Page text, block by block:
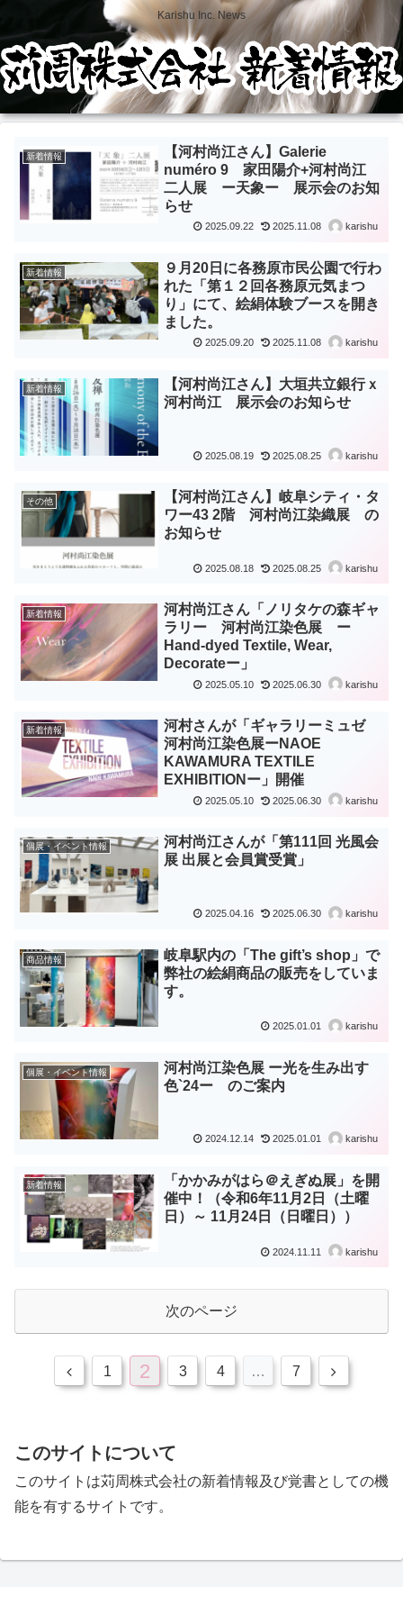
Karishu Inc. News
新着情報
【河村尚江さん】Galerie
numéro 9 家田陽介+河村尚江
二人展 ー天象ー 展示会のお知
らせ
2025.09.22 2025.11.08 karishu
新着情報
９月20日に各務原市民公園で行わ
れた「第１２回各務原元気まつ
り」にて、絵絹体験ブースを開き
ました。
2025.09.20 2025.11.08 karishu
新着情報
【河村尚江さん】大垣共立銀行ｘ
河村尚江 展示会のお知らせ
2025.08.19 2025.08.25 karishu
その他
【河村尚江さん】岐阜シティ・タ
ワー43 2階 河村尚江染織展 の
お知らせ
2025.08.18 2025.08.25 karishu
新着情報
河村尚江さん「ノリタケの森ギャ
ラリー 河村尚江染色展 ー
Hand-dyed Textile, Wear,
Decorateー」
2025.05.10 2025.06.30 karishu
新着情報
河村さんが「ギャラリーミュゼ
河村尚江染色展ーNAOE
KAWAMURA TEXTILE
EXHIBITIONー」開催
2025.05.10 2025.06.30 karishu
個展・イベント情報
河村尚江さんが「第111回 光風会
展 出展と会員賞受賞」
2025.04.16 2025.06.30 karishu
商品情報
岐阜駅内の「The gift’s shop」で
弊社の絵絹商品の販売をしていま
す。
2025.01.01 karishu
個展・イベント情報
河村尚江染色展 ー光を生み出す
色`24ー のご案内
2024.12.14 2025.01.01 karishu
新着情報
「かかみがはら＠えぎぬ展」を開
催中！（令和6年11月2日（土曜
日）～ 11月24日（日曜日））
2024.11.11 karishu
次のページ
1 2 3 4 … 7
このサイトについて
このサイトは苅周株式会社の新着情報及び覚書としての機
能を有するサイトです。